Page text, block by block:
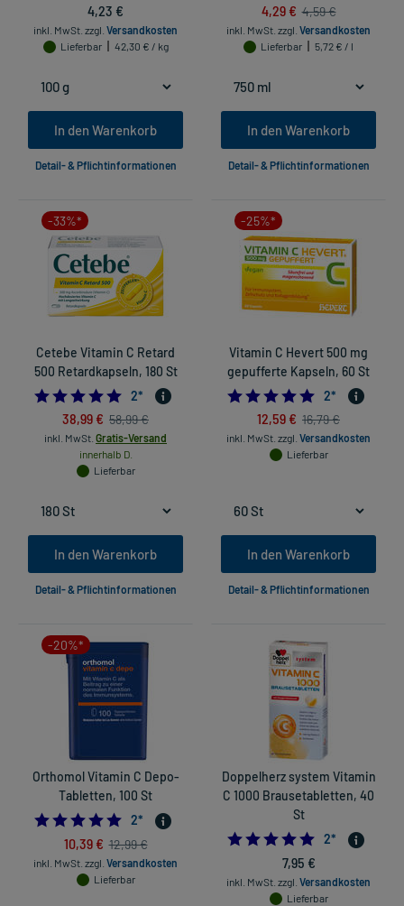
4,23 €
inkl. MwSt. zzgl. Versandkosten
Lieferbar
42,30 € / kg
In den Warenkorb
Detail- & Pflichtinformationen
4,29 € 4,59 €
inkl. MwSt. zzgl. Versandkosten
Lieferbar
5,72 € / l
In den Warenkorb
Detail- & Pflichtinformationen
-33%*
Cetebe Vitamin C Retard
500 Retardkapseln, 180 St
5.0
2*
38,99 € 58,99 €
inkl. MwSt. Gratis-Versand
innerhalb D.
Lieferbar
In den Warenkorb
Detail- & Pflichtinformationen
-25%*
Vitamin C Hevert 500 mg
gepufferte Kapseln, 60 St
5.0
2*
12,59 € 16,79 €
inkl. MwSt. zzgl. Versandkosten
Lieferbar
In den Warenkorb
Detail- & Pflichtinformationen
-20%*
Orthomol Vitamin C Depo-
Tabletten, 100 St
5.0
2*
10,39 € 12,99 €
inkl. MwSt. zzgl. Versandkosten
Lieferbar
Doppelherz system Vitamin
C 1000 Brausetabletten, 40
St
5.0
2*
7,95 €
inkl. MwSt. zzgl. Versandkosten
Lieferbar